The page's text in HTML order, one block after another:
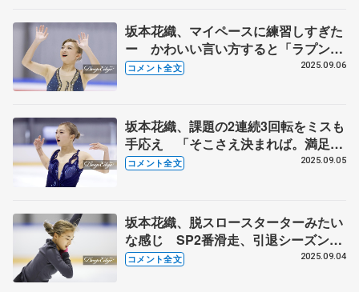
坂本花織、マイペースに練習しすぎた
ー かわいい言い方すると「ラプンツ
ェル」 【木下グループ杯女子フリー
コメント全文 2025.09.06
坂本花織、課題の2連続3回転をミスも
手応え 「そこさえ決まれば。満足感
得られるプログラム」 【木下グルー
コメント全文 2025.09.05
坂本花織、脱スロースターターみたい
な感じ SP2番滑走、引退シーズン初
戦へ「楽しみ」 【木下グループ杯公
コメント全文 2025.09.04